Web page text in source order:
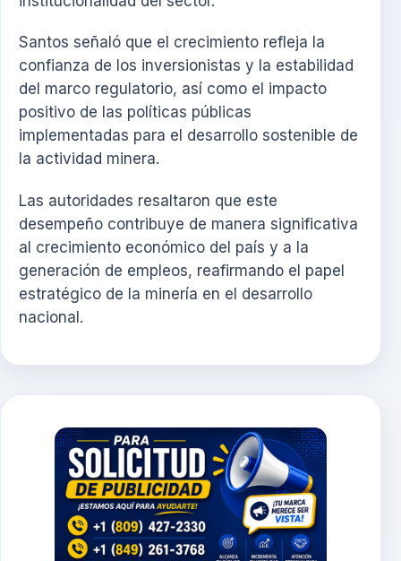
Santos señaló que el crecimiento refleja la
confianza de los inversionistas y la estabilidad
del marco regulatorio, así como el impacto
positivo de las políticas públicas
implementadas para el desarrollo sostenible de
la actividad minera.
Las autoridades resaltaron que este
desempeño contribuye de manera significativa
al crecimiento económico del país y a la
generación de empleos, reafirmando el papel
estratégico de la minería en el desarrollo
nacional.